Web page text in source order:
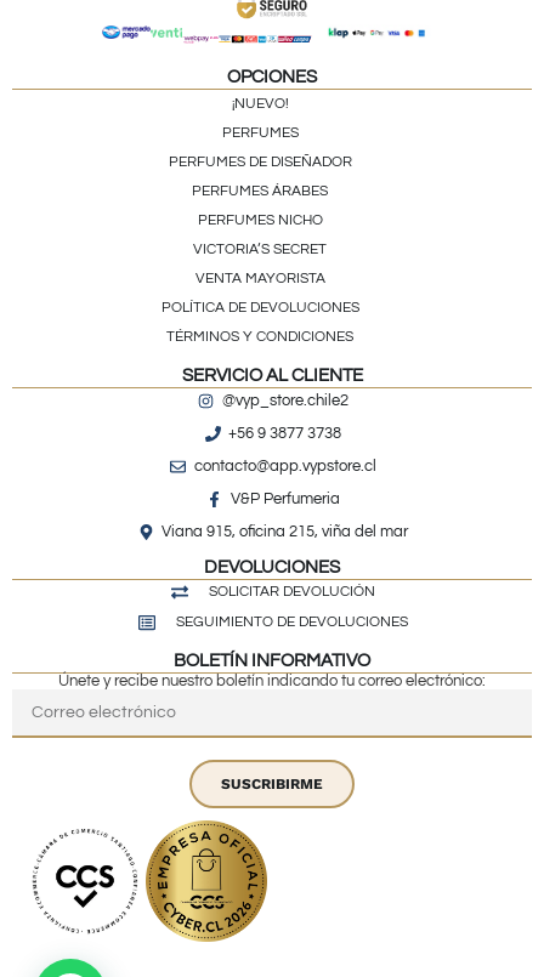
OPCIONES
¡NUEVO!
PERFUMES
PERFUMES DE DISEÑADOR
PERFUMES ÁRABES
PERFUMES NICHO
VICTORIA’S SECRET
VENTA MAYORISTA
POLÍTICA DE DEVOLUCIONES
TÉRMINOS Y CONDICIONES
SERVICIO AL CLIENTE
@vyp_store.chile2
+56 9 3877 3738
contacto@app.vypstore.cl
V&P Perfumeria
Viana 915, oficina 215, viña del mar
DEVOLUCIONES
SOLICITAR DEVOLUCIÓN
SEGUIMIENTO DE DEVOLUCIONES
BOLETÍN INFORMATIVO
Únete y recibe nuestro boletín indicando tu correo electrónico:
SUSCRIBIRME